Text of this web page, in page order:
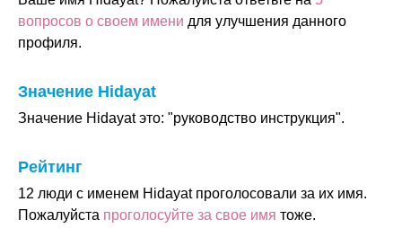
вопросов о своем имени для улучшения данного
профиля.
Значение Hidayat
Значение Hidayat это: "руководство инструкция".
Рейтинг
12 люди с именем Hidayat проголосовали за их имя.
Пожалуйста проголосуйте за свое имя тоже.